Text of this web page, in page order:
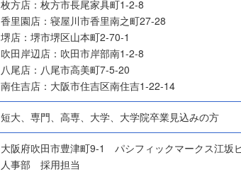
枚方店：枚方市長尾家具町1-2-8
香里園店：寝屋川市香里南之町27-28
堺店：堺市堺区山本町2-70-1
吹田岸辺店：吹田市岸部南1-2-8
八尾店：八尾市高美町7-5-20
南住吉店：大阪市住吉区南住吉1-22-14
短大、専門、高専、大学、大学院卒業見込みの方
大阪府吹田市豊津町9-1 パシフィックマークス江坂
人事部 採用担当